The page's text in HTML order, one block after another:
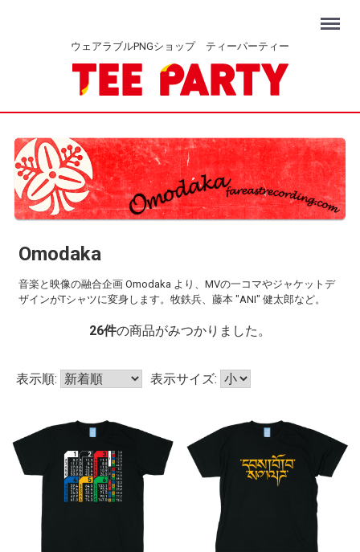
ウェアラブルPNGショップ ティーパーティー
Menu
Omodaka
音楽と映像の融合企画 Omodaka より、MVの一コマやジャケットデ
ザインがTシャツに変身します。牧鉄兵、藤本 "ANI" 健太郎など。
26件の商品がみつかりました。
表示順: 表示サイズ: